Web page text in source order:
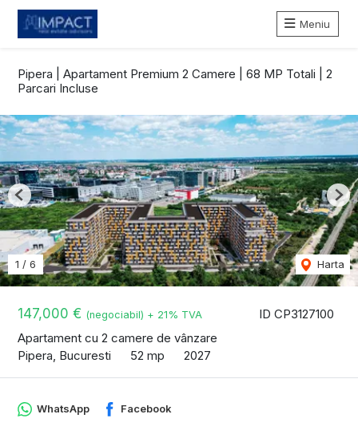
Meniu
Pipera | Apartament Premium 2 Camere | 68 MP Totali | 2
Parcari Incluse
ID CP3127100
147,000 € (negociabil) + 21% TVA
Apartament cu 2 camere de vânzare
Pipera, Bucuresti
52 mp 2027
1 / 6 Harta
Previous
WhatsApp Facebook